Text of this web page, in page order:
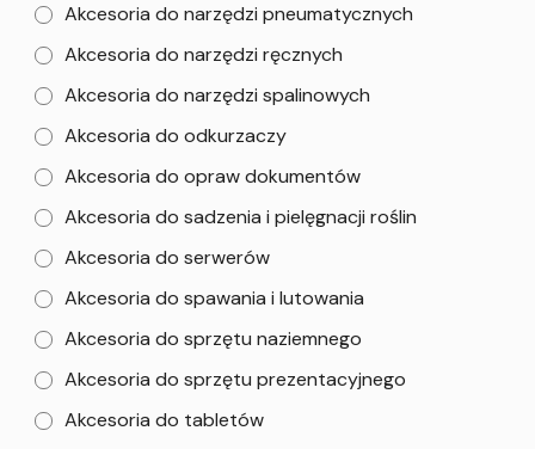
Akcesoria do narzędzi pneumatycznych
Akcesoria do narzędzi ręcznych
Akcesoria do narzędzi spalinowych
Akcesoria do odkurzaczy
Akcesoria do opraw dokumentów
Akcesoria do sadzenia i pielęgnacji roślin
Akcesoria do serwerów
Akcesoria do spawania i lutowania
Akcesoria do sprzętu naziemnego
Akcesoria do sprzętu prezentacyjnego
Akcesoria do tabletów